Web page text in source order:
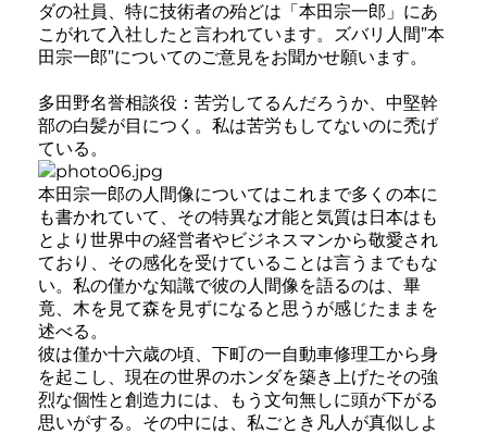
ダの社員、特に技術者の殆どは「本田宗一郎」にあ
こがれて入社したと言われています。ズバリ人間”本
田宗一郎”についてのご意見をお聞かせ願います。
多田野名誉相談役：苦労してるんだろうか、中堅幹
部の白髪が目につく。私は苦労もしてないのに禿げ
ている。
本田宗一郎の人間像についてはこれまで多くの本に
も書かれていて、その特異な才能と気質は日本はも
とより世界中の経営者やビジネスマンから敬愛され
ており、その感化を受けていることは言うまでもな
い。私の僅かな知識で彼の人間像を語るのは、畢
竟、木を見て森を見ずになると思うが感じたままを
述べる。
彼は僅か十六歳の頃、下町の一自動車修理工から身
を起こし、現在の世界のホンダを築き上げたその強
烈な個性と創造力には、もう文句無しに頭が下がる
思いがする。その中には、私ごとき凡人が真似しよ